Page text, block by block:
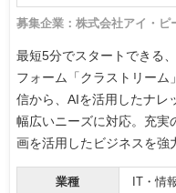
募集企業：株式会社アイ・ピ
最短5分でスタートできる
フォーム「クラストリーム
信から、AIを活用したナレ
幅広いニーズに対応。充実
画を活用したビジネスを強
業種 IT・情